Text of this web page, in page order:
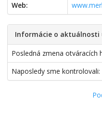
Web:
Informácie o aktuálnosti
Posledná zmena otváracích
Naposledy sme kontrolovali: